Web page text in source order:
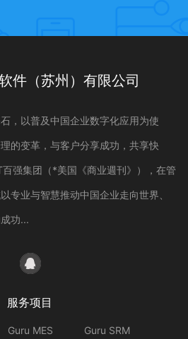
件（苏州）有限公司
，以普及中国企业数字化应用为使
的变革，与客户分享成功，共享快
强集团（*美国《商业週刊》），在管
专业与智慧推动中国企业走向世界、
功...
服务项目
Guru MES Guru SRM